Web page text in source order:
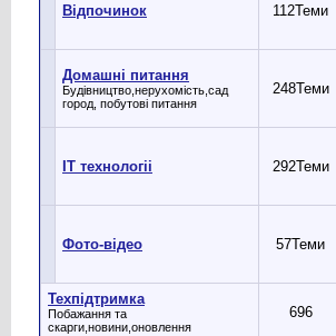
Відпочинок 112Теми
Домашні питання
Будівництво,нерухомість,сад
город, побутові питання
248Теми
IT технологіі 292Теми
Фото-відео 57Теми
Техпідтримка
Побажання та
скарги,новини,оновлення
696